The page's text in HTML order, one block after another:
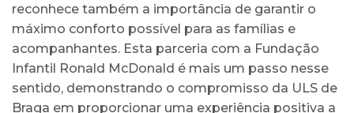
reconhece também a importância de garantir o
máximo conforto possível para as famílias e
acompanhantes. Esta parceria com a Fundação
Infantil Ronald McDonald é mais um passo nesse
sentido, demonstrando o compromisso da ULS de
Braga em proporcionar uma experiência positiva a